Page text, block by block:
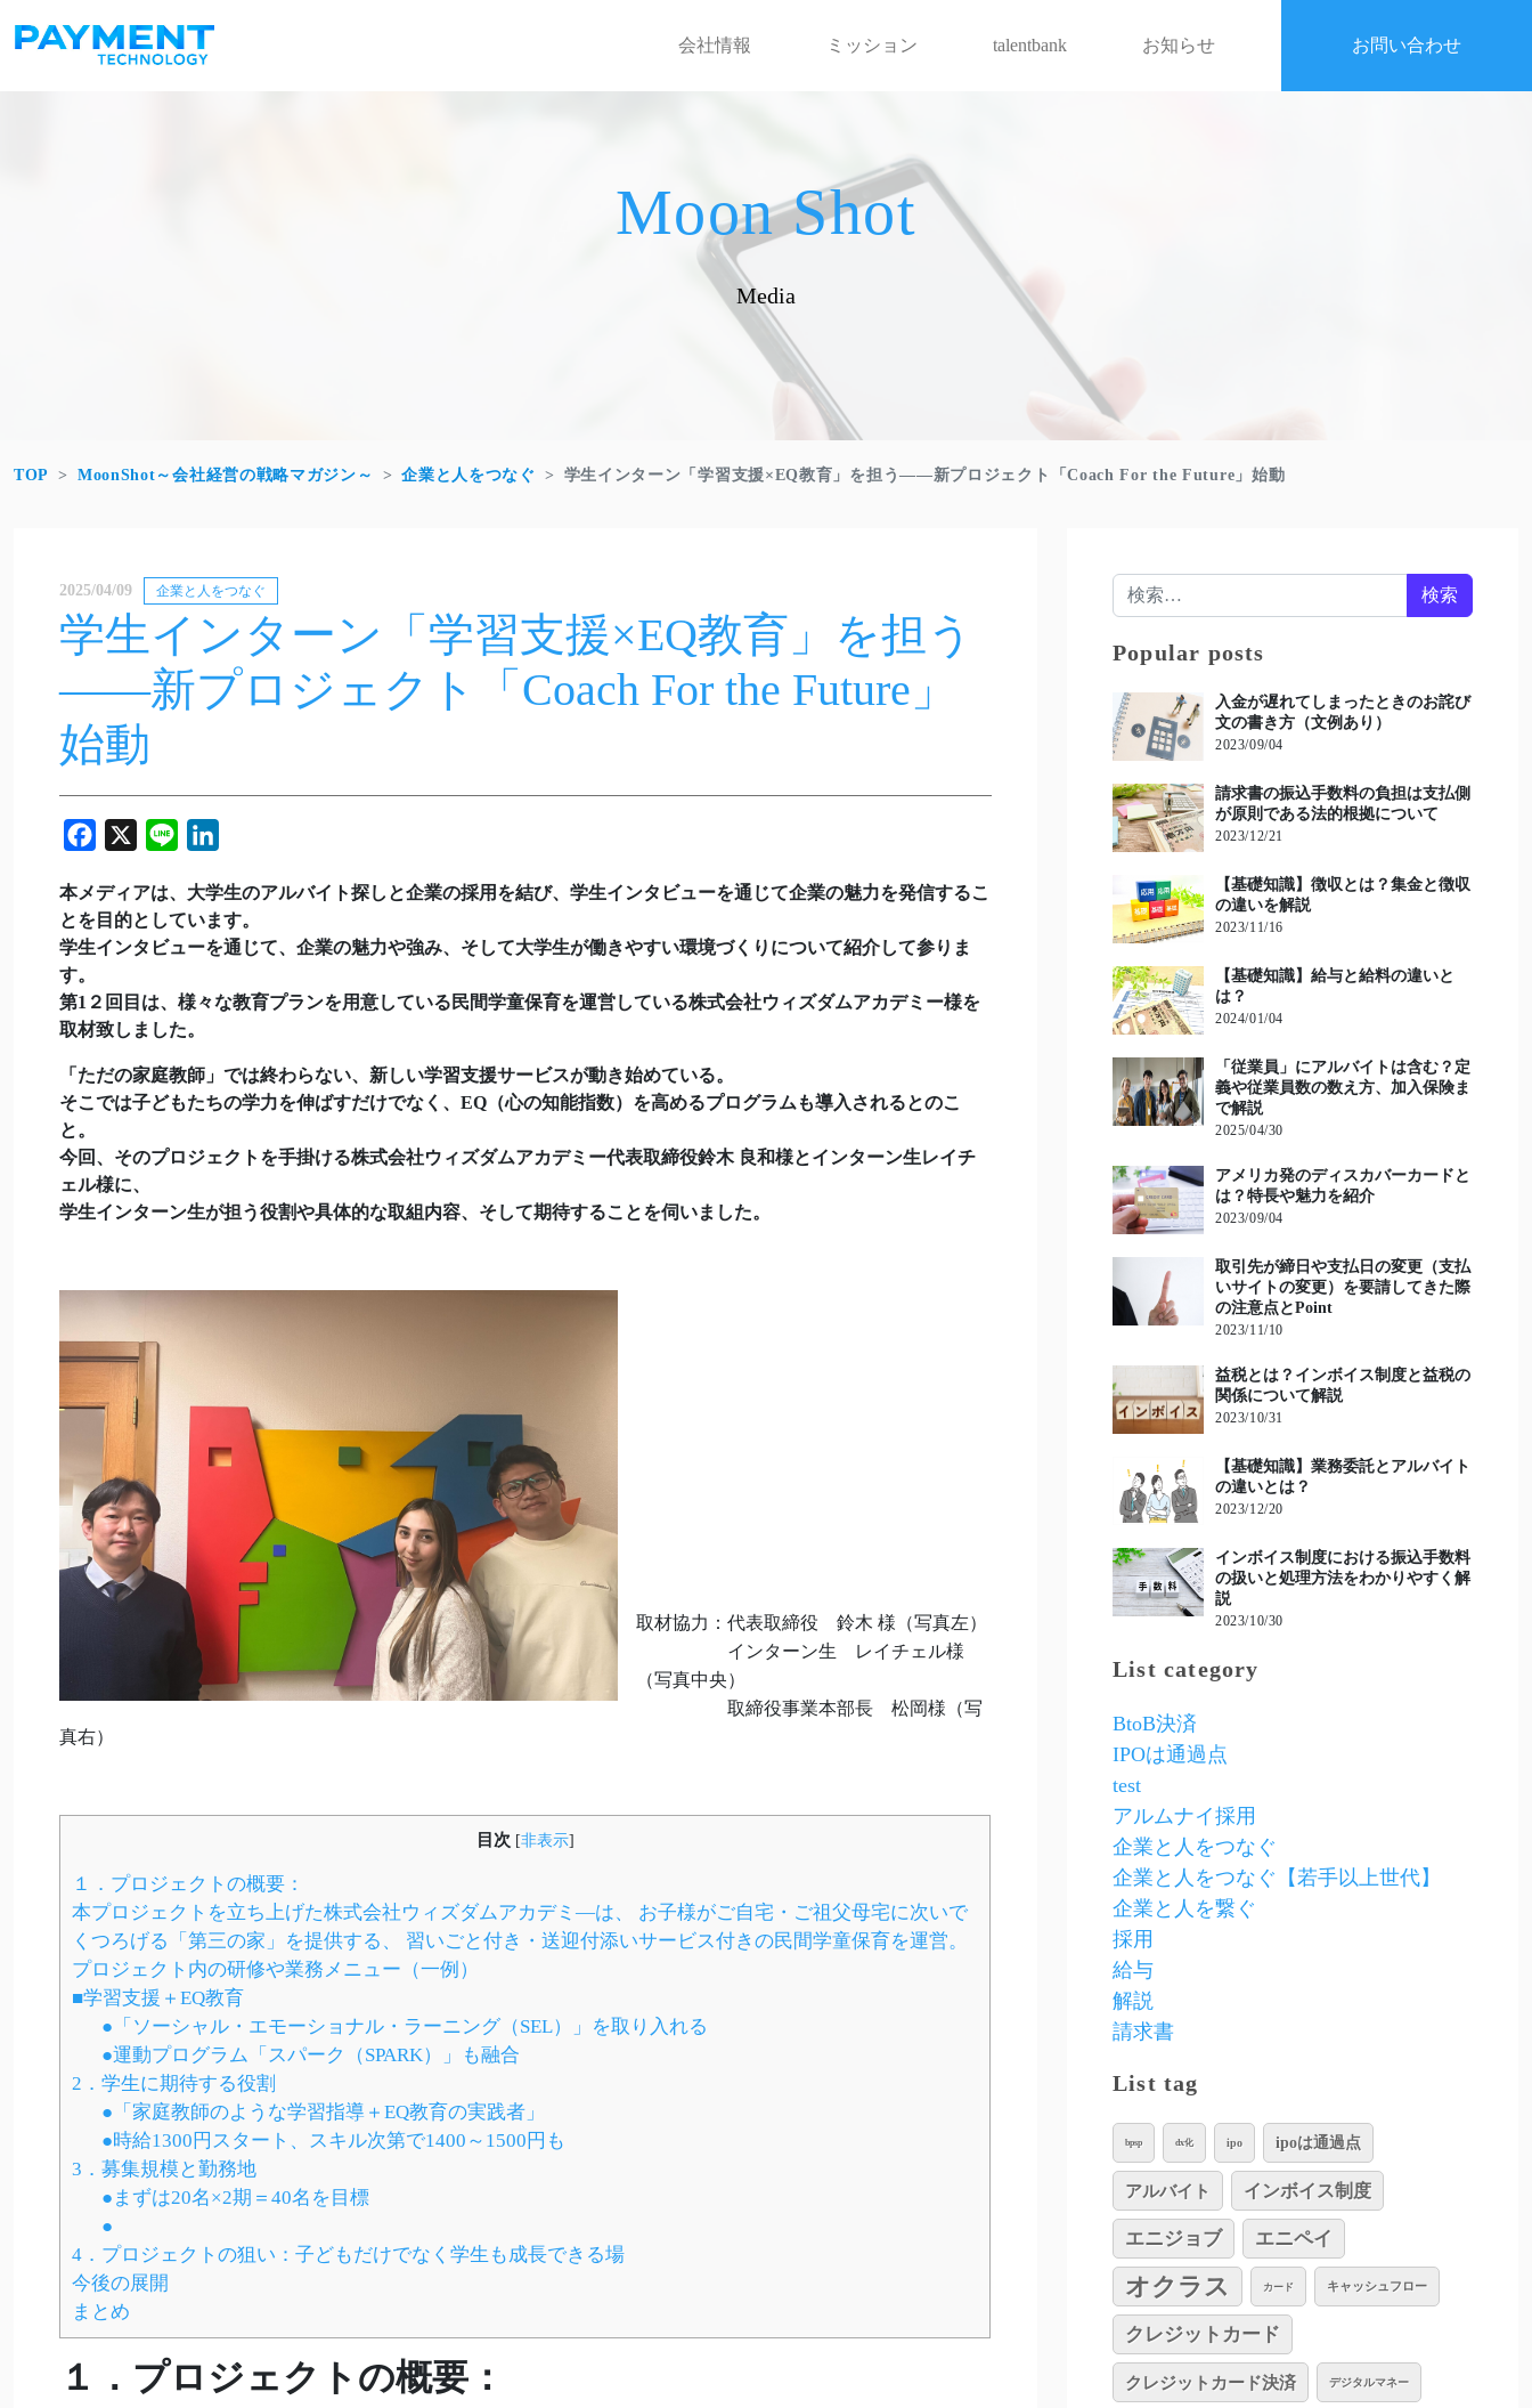
メインナビゲーション 会社情報 ミッション talentbank お知らせ お問い合わせ
Moon Shot
Media
TOP MoonShot～会社経営の戦略マガジン～ 企業と人をつなぐ 学生インターン「学習支援×EQ教育」を担う――新プロジェクト「Coach For the Future」始動
2025/04/09 企業と人をつなぐ
学生インターン「学習支援×EQ教育」を担う
――新プロジェクト「Coach For the Future」
始動
Facebook
X Line
本メディアは、大学生のアルバイト探しと企業の採用を結び、学生インタビューを通じて企業の魅力を発信するこ
とを目的としています。
学生インタビューを通じて、企業の魅力や強み、そして大学生が働きやすい環境づくりについて紹介して参りま
す。
第1２回目は、様々な教育プランを用意している民間学童保育を運営している株式会社ウィズダムアカデミー様を
取材致しました。
「ただの家庭教師」では終わらない、新しい学習支援サービスが動き始めている。
そこでは子どもたちの学力を伸ばすだけでなく、EQ（心の知能指数）を高めるプログラムも導入されるとのこ
と。
今回、そのプロジェクトを手掛ける株式会社ウィズダムアカデミー代表取締役鈴木 良和様とインターン生レイチ
ェル様に、
学生インターン生が担う役割や具体的な取組内容、そして期待することを伺いました。
取材協力：代表取締役 鈴木 様（写真左）
インターン生 レイチェル様
（写真中央）
取締役事業本部長 松岡様（写
真右）
目次 [非表示]
１．プロジェクトの概要：
本プロジェクトを立ち上げた株式会社ウィズダムアカデミ―は、 お子様がご自宅・ご祖父母宅に次いで
くつろげる「第三の家」を提供する、 習いごと付き・送迎付添いサービス付きの民間学童保育を運営。
プロジェクト内の研修や業務メニュー（一例）
■学習支援＋EQ教育
●「ソーシャル・エモーショナル・ラーニング（SEL）」を取り入れる
●運動プログラム「スパーク（SPARK）」も融合
2．学生に期待する役割
●「家庭教師のような学習指導＋EQ教育の実践者」
●時給1300円スタート、スキル次第で1400～1500円も
3．募集規模と勤務地
●まずは20名×2期＝40名を目標
●
4．プロジェクトの狙い：子どもだけでなく学生も成長できる場
今後の展開
まとめ
１． プロジェクトの概要：
検索:
Popular posts
入金が遅れてしまったときのお詫び
文の書き方（文例あり）
2023/09/04
請求書の振込手数料の負担は支払側
が原則である法的根拠について
2023/12/21
【基礎知識】徴収とは？集金と徴収
の違いを解説
2023/11/16
【基礎知識】給与と給料の違いと
は？
2024/01/04
「従業員」にアルバイトは含む？定
義や従業員数の数え方、加入保険ま
で解説
2025/04/30
アメリカ発のディスカバーカードと
は？特長や魅力を紹介
2023/09/04
取引先が締日や支払日の変更（支払
いサイトの変更）を要請してきた際
の注意点とPoint
2023/11/10
益税とは？インボイス制度と益税の
関係について解説
2023/10/31
【基礎知識】業務委託とアルバイト
の違いとは？
2023/12/20
インボイス制度における振込手数料
の扱いと処理方法をわかりやすく解
説
2023/10/30
List category
BtoB決済
IPOは通過点
test
アルムナイ採用
企業と人をつなぐ
企業と人をつなぐ【若手以上世代】
企業と人を繋ぐ
採用
給与
解説
請求書
List tag
bpsp dx化 ipo ipoは通過点
アルバイト インボイス制度
エニジョブ エニペイ
オクラス カード キャッシュフロー
クレジットカード
クレジットカード決済 デジタルマネー